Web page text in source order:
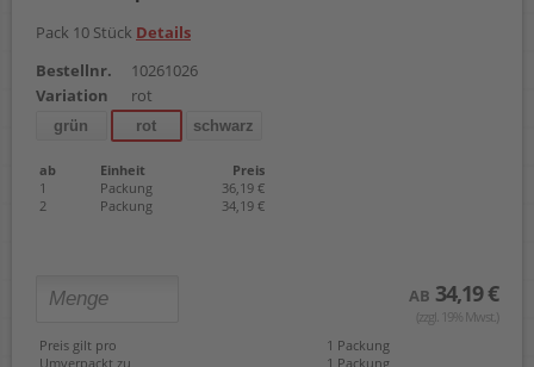
Pack 10 Stück Details
Bestellnr.
10261026
Variation
rot
grün rot schwarz
ab Einheit
Preis
1
Packung
36,19 €
2
Packung 34,19 €
AB 34,19 €
(zzgl. 19% Mwst.)
Preis gilt pro
1 Packung
Umverpackt zu
1 Packung